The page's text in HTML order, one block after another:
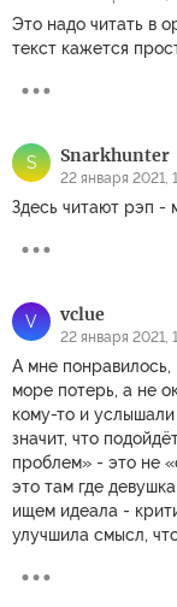
Это надо читать в
текст кажется
S Snarkhunter
22 января 2021,
Здесь читают рэп -
V vclue
22 января 2021,
А мне понравилось,
море потерь, а не
кому-то и
значит, что
проблем» - это не
это там где
ищем идеала -
улучшила смысл,